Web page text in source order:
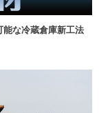
能な冷蔵倉庫新工法